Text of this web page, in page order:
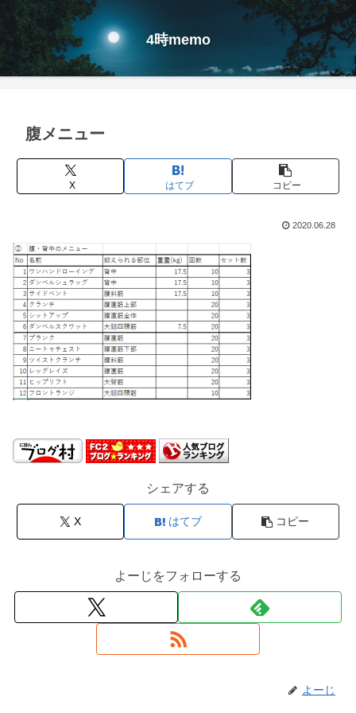
4時memo
腹メニュー
X はてブ コピー
2020.06.28
シェアする
X はてブ コピー
よーじをフォローする
よーじ